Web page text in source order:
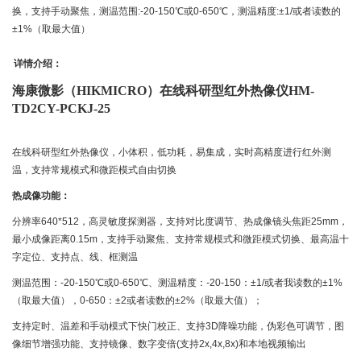
换，支持手动聚焦，测温范围:-20-150℃或0-650℃，测温精度:±1/或者读数的
±1%（取最大值）
详情介绍：
海康微影（HIKMICRO）在线科研型红外热像仪HM-
TD2CY-PCKJ-25
在线科研型红外热像仪，小体积，低功耗，易集成，实时高精度进行红外测
温，支持常规模式和微距模式自由切换
热成像功能：
分辨率640*512，高灵敏度探测器，支持对比度调节、热成像镜头焦距25mm，
最小成像距离0.15m，支持手动聚焦、支持常规模式和微距模式切换、最高温十
字定位、支持点、线、框测温
测温范围：-20-150℃或0-650℃、测温精度：-20-150：±1/或者我读数的±1%
（取最大值），0-650：±2或者读数的±2%（取最大值）；
支持定时、温差和手动模式下快门校正、支持3D降噪功能，伪彩色可调节，图
像细节增强功能、支持镜像、数字变倍(支持2x,4x,8x)和本地视频输出